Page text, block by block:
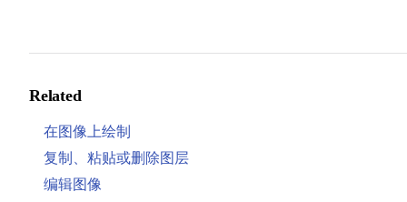
Related
在图像上绘制
复制、粘贴或删除图层
编辑图像